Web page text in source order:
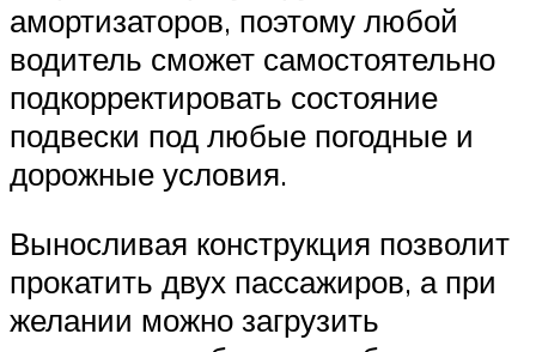
амортизаторов, поэтому любой
водитель сможет самостоятельно
подкорректировать состояние
подвески под любые погодные и
дорожные условия.
Выносливая конструкция позволит
прокатить двух пассажиров, а при
желании можно загрузить